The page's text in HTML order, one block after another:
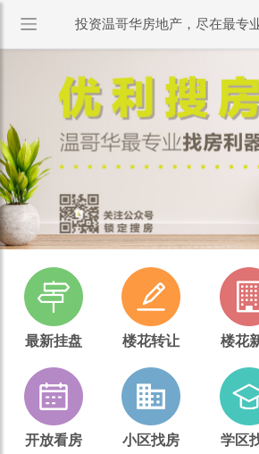
投资温哥华房地产，尽在最专
最新挂盘 楼花转让 楼花
开放看房 小区找房 学区